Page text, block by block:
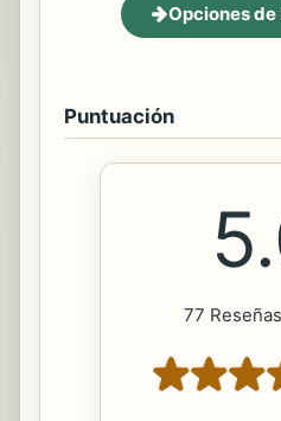
Opciones
Puntuación
77